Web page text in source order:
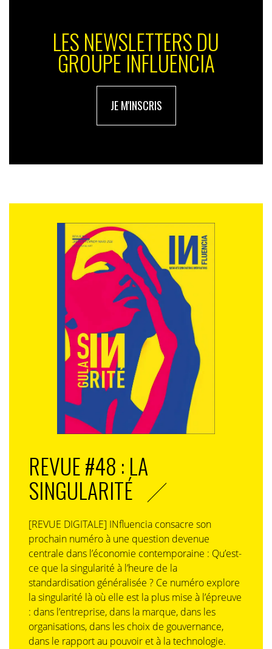
LES NEWSLETTERS DU
GROUPE INFLUENCIA
JE M'INSCRIS
REVUE #48 : LA
SINGULARITÉ
[REVUE DIGITALE] INfluencia consacre son
prochain numéro à une question devenue
centrale dans l’économie contemporaine : Qu’est-
ce que la singularité à l’heure de la
standardisation généralisée ? Ce numéro explore
la singularité là où elle est la plus mise à l’épreuve
: dans l’entreprise, dans la marque, dans les
organisations, dans les choix de gouvernance,
dans le rapport au pouvoir et à la technologie.